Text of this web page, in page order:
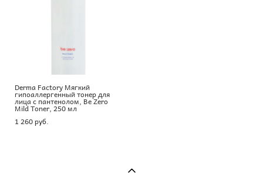
Derma Factory Мягкий
гипоаллергенный тонер для
лица с пантенолом, Be Zero
Mild Toner, 250 мл
1 260 pуб.